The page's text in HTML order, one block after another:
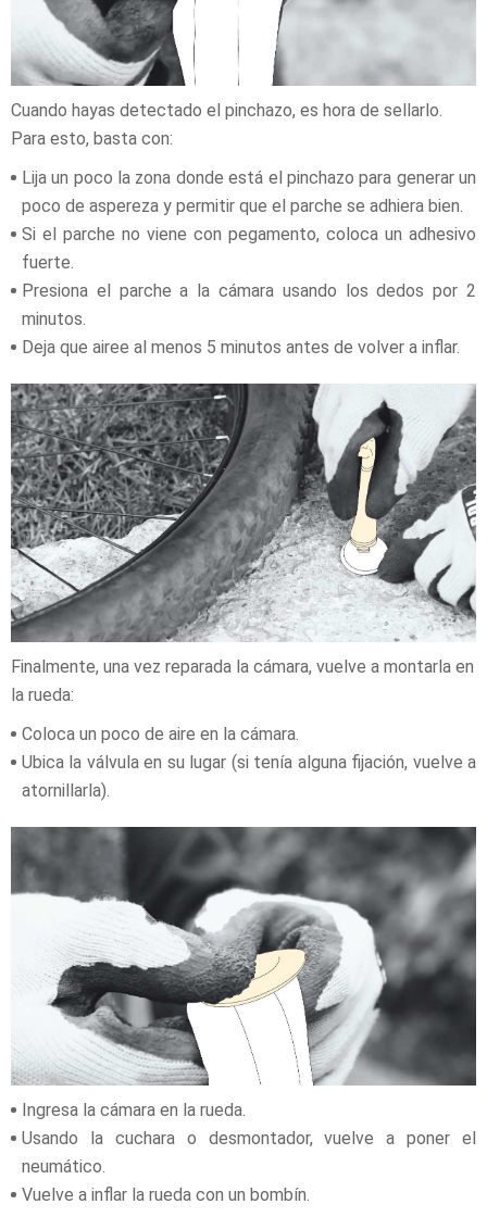
Cuando hayas detectado el pinchazo, es hora de sellarlo.
Para esto, basta con:
Lija un poco la zona donde está el pinchazo para generar un
poco de aspereza y permitir que el parche se adhiera bien.
Si el parche no viene con pegamento, coloca un adhesivo
fuerte.
Presiona el parche a la cámara usando los dedos por 2
minutos.
Deja que airee al menos 5 minutos antes de volver a inflar.
Finalmente, una vez reparada la cámara, vuelve a montarla en
la rueda:
Coloca un poco de aire en la cámara.
Ubica la válvula en su lugar (si tenía alguna fijación, vuelve a
atornillarla).
Ingresa la cámara en la rueda.
Usando la cuchara o desmontador, vuelve a poner el
neumático.
Vuelve a inflar la rueda con un bombín.